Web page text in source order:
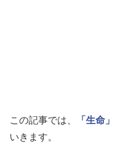
この記事では、 「生命」
いきます。